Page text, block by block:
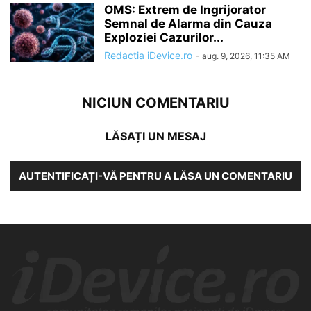
OMS: Extrem de Ingrijorator
Semnal de Alarma din Cauza
Exploziei Cazurilor...
Redactia iDevice.ro - aug. 9, 2026, 11:35 AM
NICIUN COMENTARIU
LĂSAȚI UN MESAJ
AUTENTIFICAȚI-VĂ PENTRU A LĂSA UN COMENTARIU